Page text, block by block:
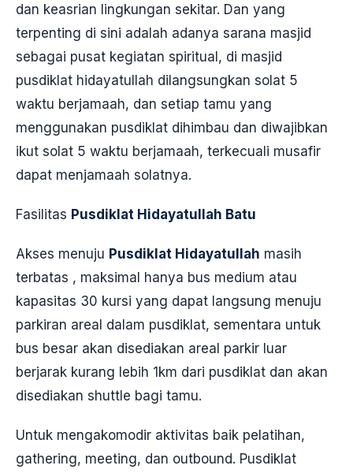
dan keasrian lingkungan sekitar. Dan yang
terpenting di sini adalah adanya sarana masjid
sebagai pusat kegiatan spiritual, di masjid
pusdiklat hidayatullah dilangsungkan solat 5
waktu berjamaah, dan setiap tamu yang
menggunakan pusdiklat dihimbau dan diwajibkan
ikut solat 5 waktu berjamaah, terkecuali musafir
dapat menjamaah solatnya.
Fasilitas Pusdiklat Hidayatullah Batu
Akses menuju Pusdiklat Hidayatullah masih
terbatas , maksimal hanya bus medium atau
kapasitas 30 kursi yang dapat langsung menuju
parkiran areal dalam pusdiklat, sementara untuk
bus besar akan disediakan areal parkir luar
berjarak kurang lebih 1km dari pusdiklat dan akan
disediakan shuttle bagi tamu.
Untuk mengakomodir aktivitas baik pelatihan,
gathering, meeting, dan outbound. Pusdiklat